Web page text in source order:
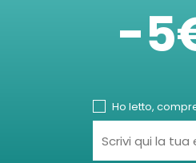
-
Ho letto,